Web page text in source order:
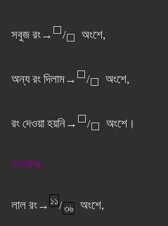
সবুজ রং→ ⬜/⬜ অংশে,
অন্য রং দিলাম→ ⬜/⬜ অংশে,
রং দেওয়া হয়নি→ ⬜/⬜ অংশে।
সমাধানঃ
লাল রং→ ১১/৩৬ অংশে,